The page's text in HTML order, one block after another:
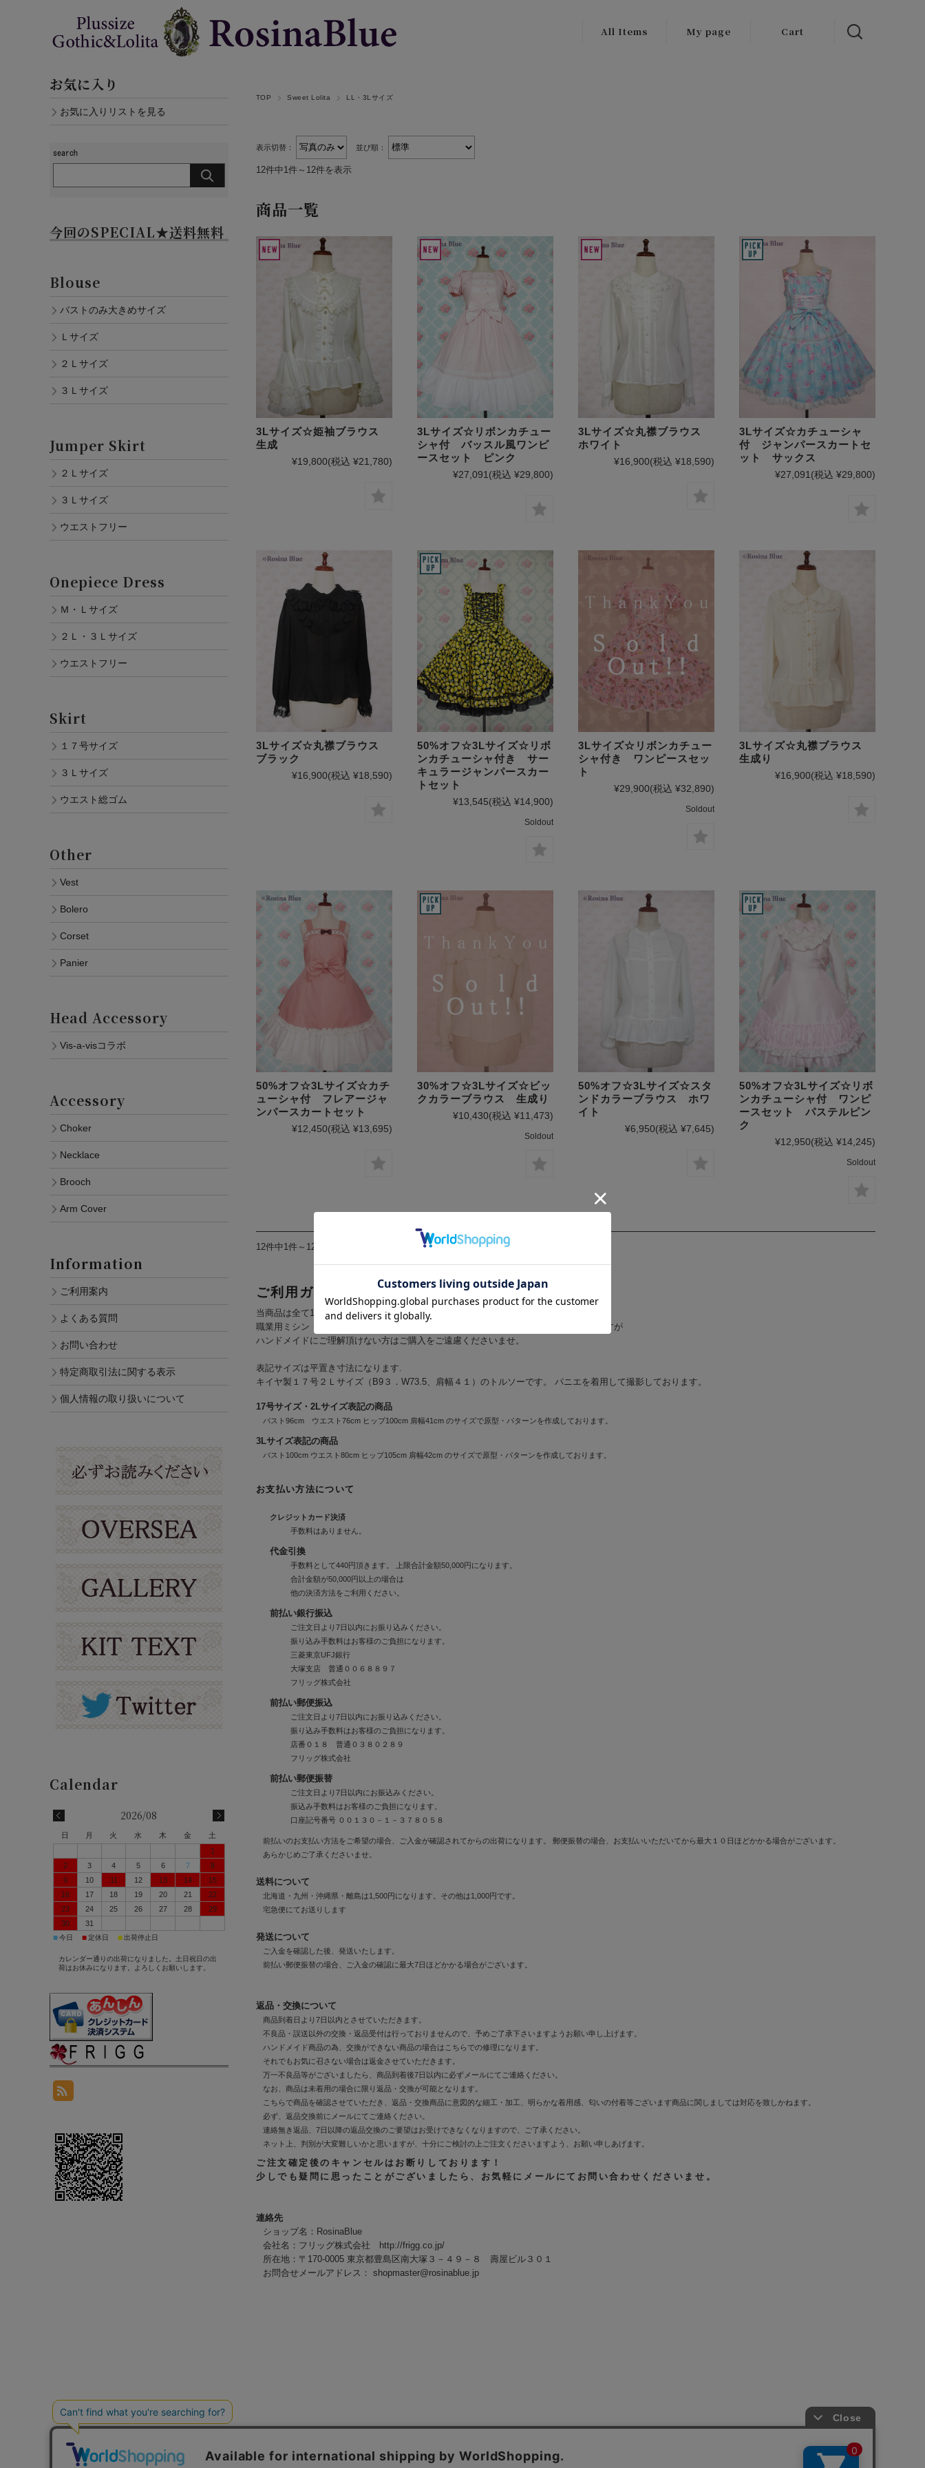
All Items My page Cart
TOP Sweet Lolita LL・3Lサイズ
表示切替： 並び順：
12件中1件～12件を表示
商品一覧
3Lサイズ☆姫袖ブラウス
生成
¥19,800(税込 ¥21,780)
3Lサイズ☆リボンカチュー
シャ付 バッスル風ワンピ
ースセット ピンク
¥27,091 (税込 ¥29,800)
3Lサイズ☆丸襟ブラウス
ホワイト
¥16,900(税込 ¥18,590)
3Lサイズ☆カチューシャ
付 ジャンパースカートセ
ット サックス
¥27,091 (税込 ¥29,800)
3Lサイズ☆丸襟ブラウス
ブラック
¥16,900(税込 ¥18,590)
50%オフ☆3Lサイズ☆リボ
ンカチューシャ付き サー
キュラージャンパースカー
トセット
¥13,545(税込 ¥14,900)
Soldout
3Lサイズ☆リボンカチュー
シャ付き ワンピースセッ
ト
¥29,900(税込 ¥32,890)
Soldout
3Lサイズ☆丸襟ブラウス
生成り
¥16,900(税込 ¥18,590)
50%オフ☆3Lサイズ☆カチ
ューシャ付 フレアージャ
ンパースカートセット
¥12,450(税込 ¥13,695)
30%オフ☆3Lサイズ☆ビッ
クカラーブラウス 生成り
¥10,430(税込 ¥11,473)
Soldout
50%オフ☆3Lサイズ☆スタ
ンドカラーブラウス ホワ
イト
¥6,950(税込 ¥7,645)
50%オフ☆3Lサイズ☆リボ
ンカチューシャ付 ワンピ
ースセット パステルピン
ク
¥12,950(税込 ¥14,245)
Soldout
12件中1件～12件を表示
ご利用ガイド ◆ 必ずお読み下さい
当商品は全て1点モノのハンドメイドになります。
職業用ミシン・ロックミシン・コンピューターミシンで一着一着丁寧に製作しておりますが
ハンドメイドにご理解頂けない方はご購入をご遠慮くださいませ。
表記サイズは平置き寸法になります.
キイヤ製１７号２Ｌサイズ（B9３．W73.5、肩幅４１）のトルソーです。 パニエを着用して撮影しております。
17号サイズ・2Lサイズ表記の商品
バスト96cm ウエスト76cm ヒップ100cm 肩幅41cm のサイズで原型・パターンを作成しております。
3Lサイズ表記の商品
バスト100cm ウエスト80cm ヒップ105cm 肩幅42cm のサイズで原型・パターンを作成しております。
お支払い方法について
クレジットカード決済
手数料はありません。
代金引換
手数料として440円頂きます。 上限合計金額50,000円になります。
合計金額が50,000円以上の場合は
他の決済方法をご利用ください。
前払い銀行振込
ご注文日より7日以内にお振り込みください。
振り込み手数料はお客様のご負担になります。
三菱東京UFJ銀行
大塚支店 普通００６８８９７
フリッグ株式会社
前払い郵便振込
ご注文日より7日以内にお振り込みください。
振り込み手数料はお客様のご負担になります。
店番０１８ 普通０３８０２８９
フリッグ株式会社
前払い郵便振替
ご注文日より7日以内にお振込みください。
振込み手数料はお客様のご負担になります。
口座記号番号 ００１３０－１－３７８０５８
前払いのお支払い方法をご希望の場合、ご入金が確認されてからの出荷になります。 郵便振替の場合、お支払いいただいてから最大１０日ほどかかる場合がございます。
あらかじめご了承くださいませ。
送料について
北海道・九州・沖縄県・離島は1,500円になります。その他は1,000円です。
宅急便にてお送りします
発送について
ご入金を確認した後、発送いたします。
前払い郵便振替の場合、ご入金の確認に最大7日ほどかかる場合がございます。
返品・交換について
商品到着日より7日以内とさせていただきます。
不良品・誤送以外の交換・返品受付は行っておりませんので、予めご了承下さいますようお願い申し上げます。
ハンドメイド商品の為、交換ができない商品の場合はこちらでの修理になります。
それでもお気に召さない場合は返金させていただきます。
万一不良品等がございましたら、商品到着後7日以内に必ずメールにてご連絡ください。
なお、商品は未着用の場合に限り返品・交換が可能となります。
こちらで商品を確認させていただき、返品・交換商品に意図的な細工・加工、明らかな着用感、匂いの付着等ございます商品に関しましては対応を致しかねます。
必ず、返品交換前にメールにてご連絡ください。
連絡無き返品、7日以降の返品交換のご要望はお受けできなくなりますので、ご了承ください。
ネット上、判別が大変難しいかと思いますが、十分にご検討の上ご注文くださいますよう、お願い申しあげます。
ご注文確定後のキャンセルはお断りしております！
少しでも疑問に思ったことがございましたら、お気軽にメールにてお問い合わせくださいませ。
連絡先
ショップ名：RosinaBlue
会社名：フリッグ株式会社 http://frigg.co.jp/
所在地：〒170-0005 東京都豊島区南大塚３－４９－８ 壽屋ビル３０１
お問合せメールアドレス： shopmaster@rosinablue.jp
お気に入り
お気に入りリストを見る
今回のSPECIAL★送料無料
Blouse
バストのみ大きめサイズ
Ｌサイズ
２Ｌサイズ
３Ｌサイズ
Jumper Skirt
２Ｌサイズ
３Ｌサイズ
ウエストフリー
Onepiece Dress
Ｍ・Ｌサイズ
２Ｌ・３Ｌサイズ
ウエストフリー
Skirt
１７号サイズ
３Ｌサイズ
ウエスト総ゴム
Other
Vest
Bolero
Corset
Panier
Head Accessory
Vis-a-visコラボ
Accessory
Choker
Necklace
Brooch
Arm Cover
Information
ご利用案内
よくある質問
お問い合わせ
特定商取引法に関する表示
個人情報の取り扱いについて
2026/08
日 月 火 水 木 金
土
1
2
3 4 5 6 7
8
9
10 11 12 13 14
15
16
17 18 19 20 21
22
23
24 25 26 27 28
29
30
31
■今日 ■ 定休日 ■出荷停止日
カレンダー通りの出荷になりました。土日祝日の出
荷はお休みになります。よろしくお願いします。